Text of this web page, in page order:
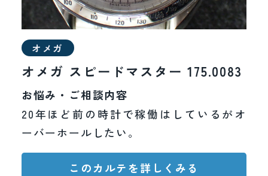
オメガ
オメガ スピードマスター 175.0083
お悩み・ご相談内容
20年ほど前の時計で稼働はしているがオ
ーバーホールしたい。
このカルテを詳しくみる